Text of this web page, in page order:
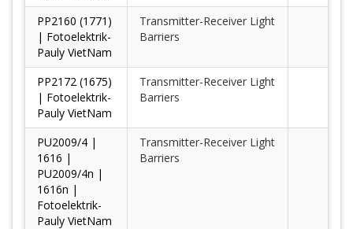
PP2160 (1771)
| Fotoelektrik-
Pauly VietNam
Transmitter-Receiver Light
Barriers
PP2172 (1675)
| Fotoelektrik-
Pauly VietNam
Transmitter-Receiver Light
Barriers
PU2009/4 |
1616 |
PU2009/4n |
1616n |
Fotoelektrik-
Pauly VietNam
Transmitter-Receiver Light
Barriers